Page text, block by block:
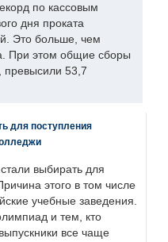
по кассовым
дня проката
Это больше, чем
При этом общие сборы
превысили 53,7
для поступления
выбирать для
этого в том числе
учебные заведения.
и тем, кто
все чаще